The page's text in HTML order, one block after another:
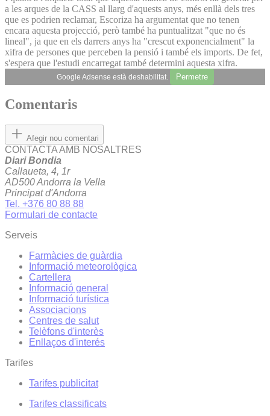
a les arques de la CASS al llarg d'aquests anys, més enllà dels tres
que es podrien reclamar, Escoriza ha argumentat que no tenen
encara aquesta projecció, però també ha puntualitzat "que no és
lineal", ja que en els darrers anys ha "crescut exponencialment" la
xifra de persones que perceben la pensió i també els imports. De fet,
s'espera que l'estudi encarregat també determini aquesta xifra.
Google Adsense està deshabilitat. Permetre
Comentaris
Afegir nou comentari
CONTACTA AMB NOSALTRES
Diari Bondia
Callaueta, 4, 1r
AD500 Andorra la Vella
Principat d'Andorra
Tel. +376 80 88 88
Formulari de contacte
Serveis
Farmàcies de guàrdia
Informació meteorològica
Cartellera
Informació general
Informació turística
Associacions
Centres de salut
Telèfons d'interès
Enllaços d'interés
Tarifes
Tarifes publicitat
Tarifes classificats